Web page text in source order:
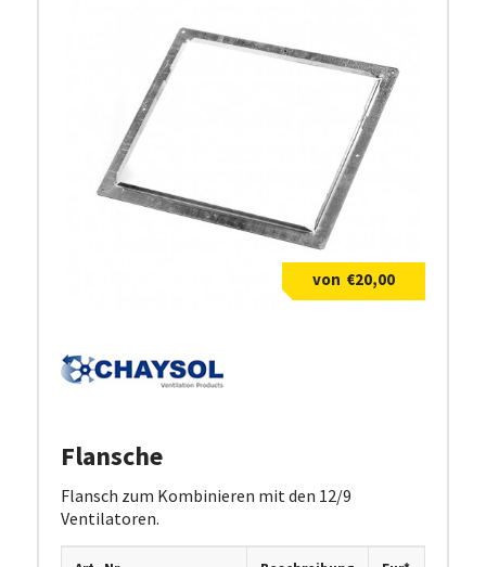
€20,00
Flansche
Flansch zum Kombinieren mit den 12/9
Ventilatoren.